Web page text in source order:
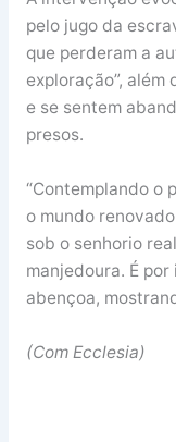
pelo jugo da
que perderam a
exploração”,
e se sentem
presos.
“Contemplando o
o mundo
sob o senhorio
manjedoura. É
abençoa,
(Com Ecclesia)